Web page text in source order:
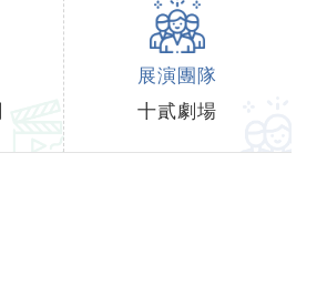
展演團隊
十貳劇場